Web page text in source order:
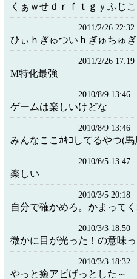
くぁｗせｄｒｆｔｇｙふじこ
2011/2/26 22:32
ひぃｈぎゅついｈぎゅちゅ
2011/2/26 17:19
M特化最強
2010/8/9 13:46
ゲームは楽しいけどな
2010/8/9 13:46
みんなここｶｷｺしてるやつ(
2010/6/5 13:47
楽しい
2010/3/5 20:18
自分で確かめろ。かまってく
2010/3/3 18:50
微かに目が光った！の意味
2010/3/3 18:32
やっと癒アビげっとした～